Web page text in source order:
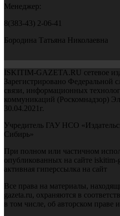
Менеджер:
8(383-43) 2-06-41
Бородина Татьяна Николаевна
ISKITIM-GAZETA.RU сетевое
Зарегистрировано Федеральной
связи, информационных
коммуникаций (Роскомнадзор)
30.04.2021г.
Учредитель ГАУ НСО
Сибирь»
При полном или частичном
опубликованных на сайте iskitim-
активная гиперссылка на сайт
Все права на материалы,
gazeta.ru, охраняются в
в том числе, об авторском праве